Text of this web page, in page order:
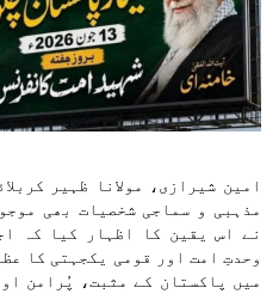
امین شیرازی، مولانا ظہیر
مذہبی و سماجی شخصیات بھی
نے اس یقین کا اظہار کیا کہ
وحدتِ امت اور قومی یکجہتی کا
میں پاکستان کے مثبت، پُرامن